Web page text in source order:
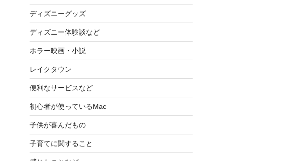
ディズニーグッズ
ディズニー体験談など
ホラー映画・小説
レイクタウン
便利なサービスなど
初心者が使っているMac
子供が喜んだもの
子育てに関すること